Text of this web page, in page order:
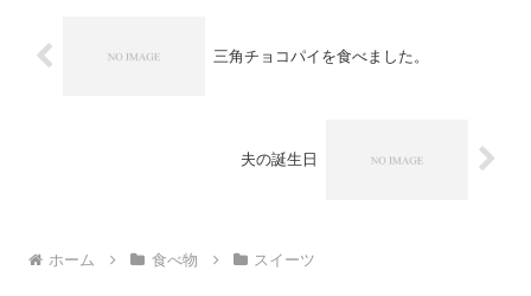
三角チョコパイを食べました。
夫の誕生日
ホーム 食べ物 スイーツ